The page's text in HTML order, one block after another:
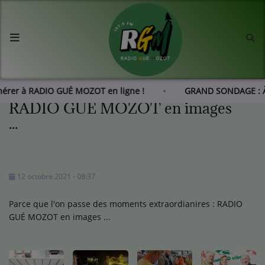
à RADIO GUÉ MOZOT en ligne ! GRAND
Agenda
Les actus de RGM
Radio
Emissions
RADIO GUÉ MOZOT en images
...
12 octobre 2021 - 08:37
Parce que l'on passe des moments extraordianires : RADIO
GUÉ MOZOT en images ...